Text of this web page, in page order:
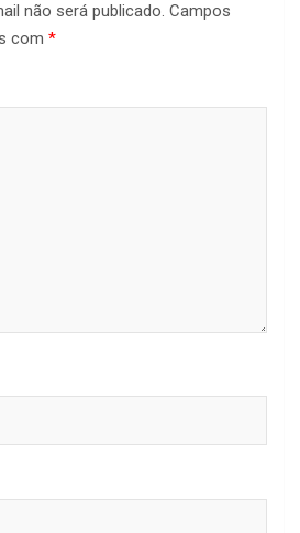
não será publicado. Campos
com *